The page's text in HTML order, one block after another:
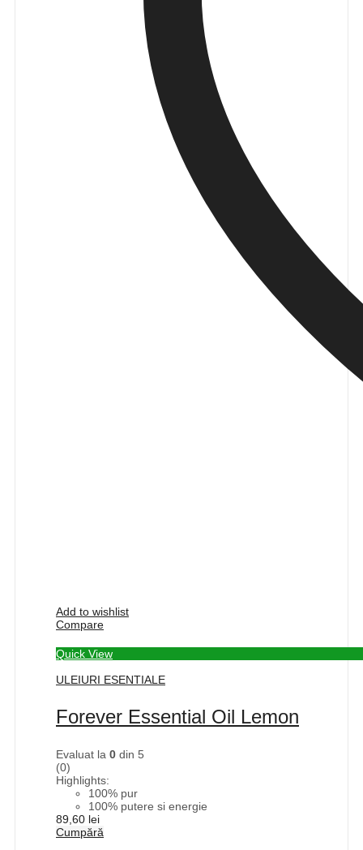
Add to wishlist
Compare
Quick View
ULEIURI ESENTIALE
Forever Essential Oil Lemon
Evaluat la 0 din 5
(0)
Highlights:
100% pur
100% putere si energie
89,60 lei
Cumpără